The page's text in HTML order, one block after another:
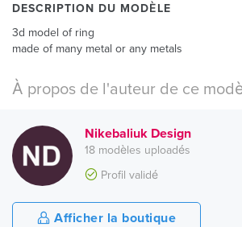
DESCRIPTION DU MODÈLE
3d model of ring
made of many metal or any metals
À propos de l'auteur de ce
Nikebaliuk Design
18 modèles uploadés
Profil validé
Afficher la boutique